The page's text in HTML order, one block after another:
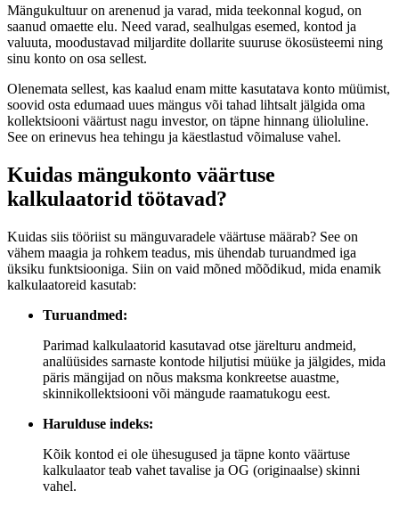
Mängukultuur on arenenud ja varad, mida teekonnal kogud, on
saanud omaette elu. Need varad, sealhulgas esemed, kontod ja
valuuta, moodustavad miljardite dollarite suuruse ökosüsteemi ning
sinu konto on osa sellest.
Olenemata sellest, kas kaalud enam mitte kasutatava konto müümist,
soovid osta edumaad uues mängus või tahad lihtsalt jälgida oma
kollektsiooni väärtust nagu investor, on täpne hinnang ülioluline.
See on erinevus hea tehingu ja käestlastud võimaluse vahel.
Kuidas mängukonto väärtuse
kalkulaatorid töötavad?
Kuidas siis tööriist su mänguvaradele väärtuse määrab? See on
vähem maagia ja rohkem teadus, mis ühendab turuandmed iga
üksiku funktsiooniga. Siin on vaid mõned mõõdikud, mida enamik
kalkulaatoreid kasutab:
Turuandmed:
Parimad kalkulaatorid kasutavad otse järelturu andmeid,
analüüsides sarnaste kontode hiljutisi müüke ja jälgides, mida
päris mängijad on nõus maksma konkreetse auastme,
skinnikollektsiooni või mängude raamatukogu eest.
Harulduse indeks:
Kõik kontod ei ole ühesugused ja täpne konto väärtuse
kalkulaator teab vahet tavalise ja OG (originaalse) skinni
vahel.